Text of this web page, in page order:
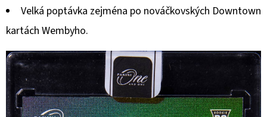
Velká poptávka zejména po nováčkovských Downtown
kartách Wembyho.